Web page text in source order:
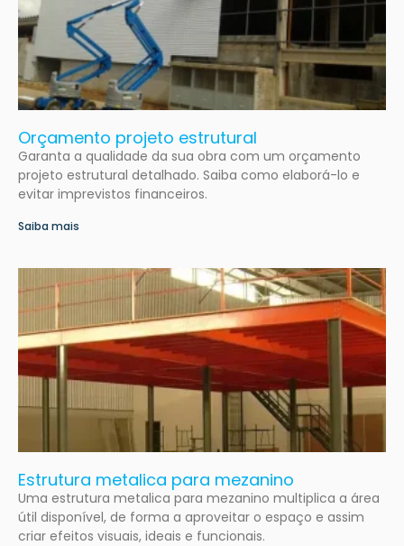
Orçamento projeto estrutural
Garanta a qualidade da sua obra com um orçamento
projeto estrutural detalhado. Saiba como elaborá-lo e
evitar imprevistos financeiros.
Saiba mais
Estrutura metalica para mezanino
Uma estrutura metalica para mezanino multiplica a área
útil disponível, de forma a aproveitar o espaço e assim
criar efeitos visuais, ideais e funcionais.